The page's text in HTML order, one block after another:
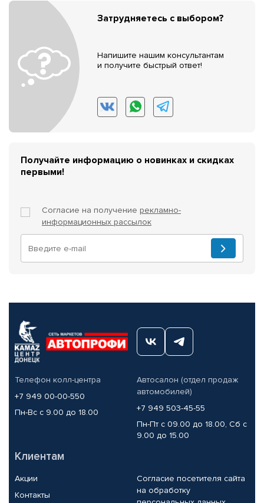
Затрудняетесь с выбором?
Напишите нашим консультантам
и получите быстрый ответ!
Получайте информацию о новинках и скидках
первыми!
Согласие на получение рекламно-
информационных рассылок
Телефон колл-центра
+7 949 00-00-550
Пн-Вс с 9.00 до 18.00
Автосалон (отдел продаж
автомобилей)
+7 949 503-45-55
Пн-Пт с 09.00 до 18.00, Сб с
9.00 до 15.00
Клиентам
Акции
Контакты
Согласие посетителя сайта
на обработку